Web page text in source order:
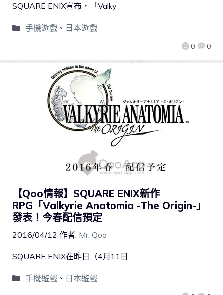
0 0
SQUARE ENIX宣布，「Valky
手機遊戲、 日本遊戲
【Qoo情報】SQUARE ENIX新作
RPG「Valkyrie Anatomia -The Origin-」
發表！今春配信預定
2016/04/12 作者: Mr. Qoo
SQUARE ENIX在昨日（4月11日
手機遊戲、 日本遊戲